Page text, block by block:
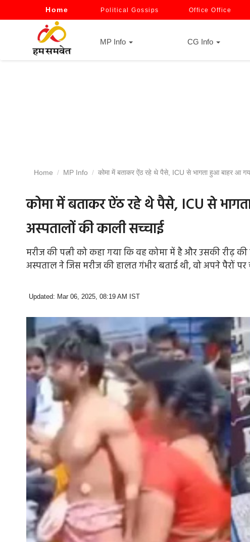
Home Political Gossips Office Office
MP Info CG Info
Home MP Info कोमा में बताकर ऐंठ रहे थे पैसे, ICU से भागता हुआ बाहर आ
कोमा में बताकर ऐंठ रहे थे पैसे, ICU से
अस्पतालों की काली सच्चाई
मरीज की पत्नी को कहा गया कि वह कोमा में है और उसकी रीढ़ की
अस्पताल ने जिस मरीज की हालत गंभीर बताई थी, वो अपने पैरों
Updated: Mar 06, 2025, 08:19 AM IST